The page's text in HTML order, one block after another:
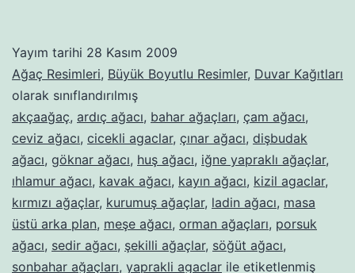
Yayım tarihi 28 Kasım 2009
Ağaç Resimleri, Büyük Boyutlu Resimler, Duvar Kağıtları
olarak sınıflandırılmış
akçaağaç, ardıç ağacı, bahar ağaçları, çam ağacı,
ceviz ağacı, cicekli agaclar, çınar ağacı, dişbudak
ağacı, göknar ağacı, huş ağacı, iğne yapraklı ağaçlar,
ıhlamur ağacı, kavak ağacı, kayın ağacı, kizil agaclar,
kırmızı ağaçlar, kurumuş ağaçlar, ladin ağacı, masa
üstü arka plan, meşe ağacı, orman ağaçları, porsuk
ağacı, sedir ağacı, şekilli ağaçlar, söğüt ağacı,
sonbahar ağaçları, yaprakli agaclar ile etiketlenmiş